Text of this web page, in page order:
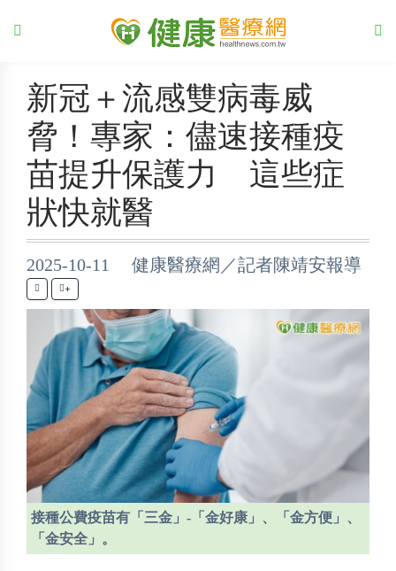
新冠＋流感雙病毒威
脅！專家：儘速接種疫
苗提升保護力 這些症
狀快就醫
2025-10-11 健康醫療網／記者陳靖安報導
+
接種公費疫苗有「三金」-「金好康」、「金方便」、
「金安全」。